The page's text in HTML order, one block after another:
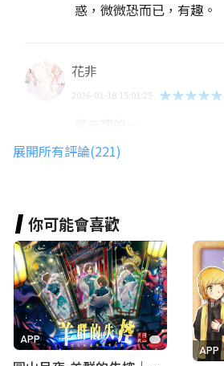
惑，微微恐而已，有趣。
花非
2026-01-18 15:01:25 ★★★★★
閃賣魯
李○齊
2025-10-25 19:07:22 ★★★★★
超級難哈哈😂 玩到黑菇
展開所有評論(221)
你可能會喜歡
APP
APP